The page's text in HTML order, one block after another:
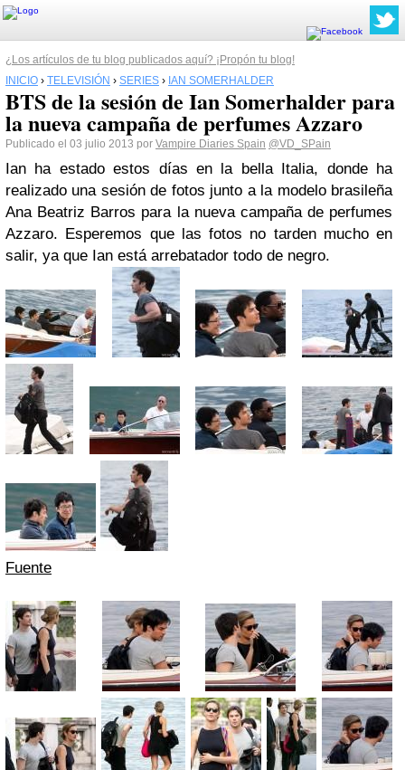
¿Los artículos de tu blog publicados aquí? ¡Propón tu blog!
INICIO › TELEVISIÓN › SERIES › IAN SOMERHALDER
BTS de la sesión de Ian Somerhalder para
la nueva campaña de perfumes Azzaro
Publicado el 03 julio 2013 por Vampire Diaries Spain @VD_SPain
Ian ha estado estos días en la bella Italia, donde ha
realizado una sesión de fotos junto a la modelo brasileña
Ana Beatriz Barros para la nueva campaña de perfumes
Azzaro. Esperemos que las fotos no tarden mucho en
salir, ya que Ian está arrebatador todo de negro.
Fuente